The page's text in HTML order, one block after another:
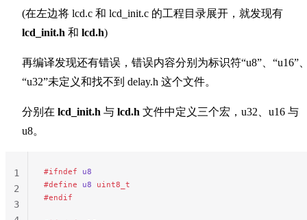
(在左边将 lcd.c 和 lcd_init.c 的工程目录展开，就发现有
lcd_init.h 和 lcd.h)
再编译发现还有错误，错误内容分别为标识符“u8”、“u16”
“u32”未定义和找不到 delay.h 这个文件。
分别在 lcd_init.h 与 lcd.h 文件中定义三个宏，u32、u16 与
u8。
#ifndef u8
#define u8 uint8_t
#endif
1
2
3